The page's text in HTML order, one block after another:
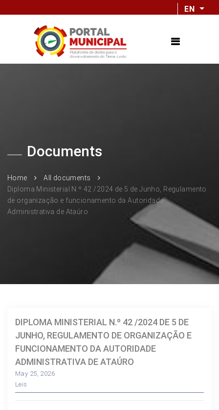
EN
Documents
Home
All documents
Diploma Ministerial N.º 42 /2024 de 5 de Junho, Regulamento
de organização e funcionamento da Autoridade
Administrativa de Ataúro
DIPLOMA MINISTERIAL N.º 42 /2024 DE 5 DE
JUNHO, REGULAMENTO DE ORGANIZAÇÃO E
FUNCIONAMENTO DA AUTORIDADE
ADMINISTRATIVA DE ATAÚRO
May 25, 2026
Leis